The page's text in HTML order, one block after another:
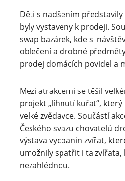
Děti s nadšením
byly vystaveny k prodeji.
swap bazárek, kde si
oblečení a drobné
prodej domácích povidel a
Mezi atrakcemi se těšil
projekt „líhnutí kuřat“,
velké zvědavce. Součástí
Českého svazu chovatelů
výstava vycpanin zvířat,
umožnily spatřit i ta zvířata,
nezahlédnou.